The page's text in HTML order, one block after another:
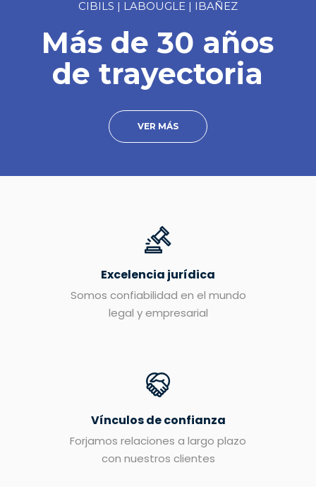
VER MÁS
CIBILS | LABOUGLE | IBAÑEZ
Más de 30 años
de trayectoria
Excelencia jurídica
Somos confiabilidad en el mundo
legal y empresarial
Vínculos de confianza
Forjamos relaciones a largo plazo
con nuestros clientes